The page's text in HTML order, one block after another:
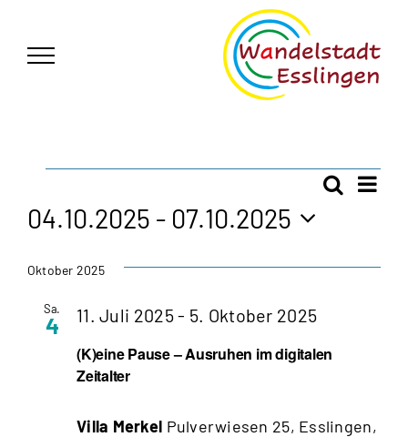
springen
Suche
Liste
04.10.2025 - 07.10.2025
wählen.
Oktober 2025
Sa.
4
(K)eine Pause – Ausruhen im digitalen
Zeitalter
11. Juli 2025- 5. Oktober 2025
Villa Merkel Pulverwiesen 25, Esslingen,